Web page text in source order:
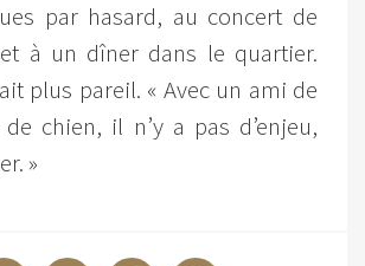
par hasard, au concert de
à un dîner dans le quartier.
plus pareil. « Avec un ami de
chien, il n’y a pas d’enjeu,
»